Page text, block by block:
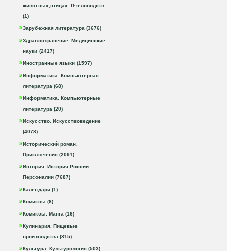
животных,птицах. Пчеловодств
(1)
Зарубежная литература (3676)
Здравоохранение. Медицинские
науки (2417)
Иностранные языки (1597)
Информатика. Компьютерная
литература (68)
Информатика. Компьютерные
литература (20)
Искусство. Искусствоведение
(4078)
Исторический роман.
Приключения (2091)
История. История России.
Персоналии (7687)
Календари (1)
Комиксы (6)
Комиксы. Манга (16)
Кулинария. Пищевые
производства (815)
Культура. Культурология (503)